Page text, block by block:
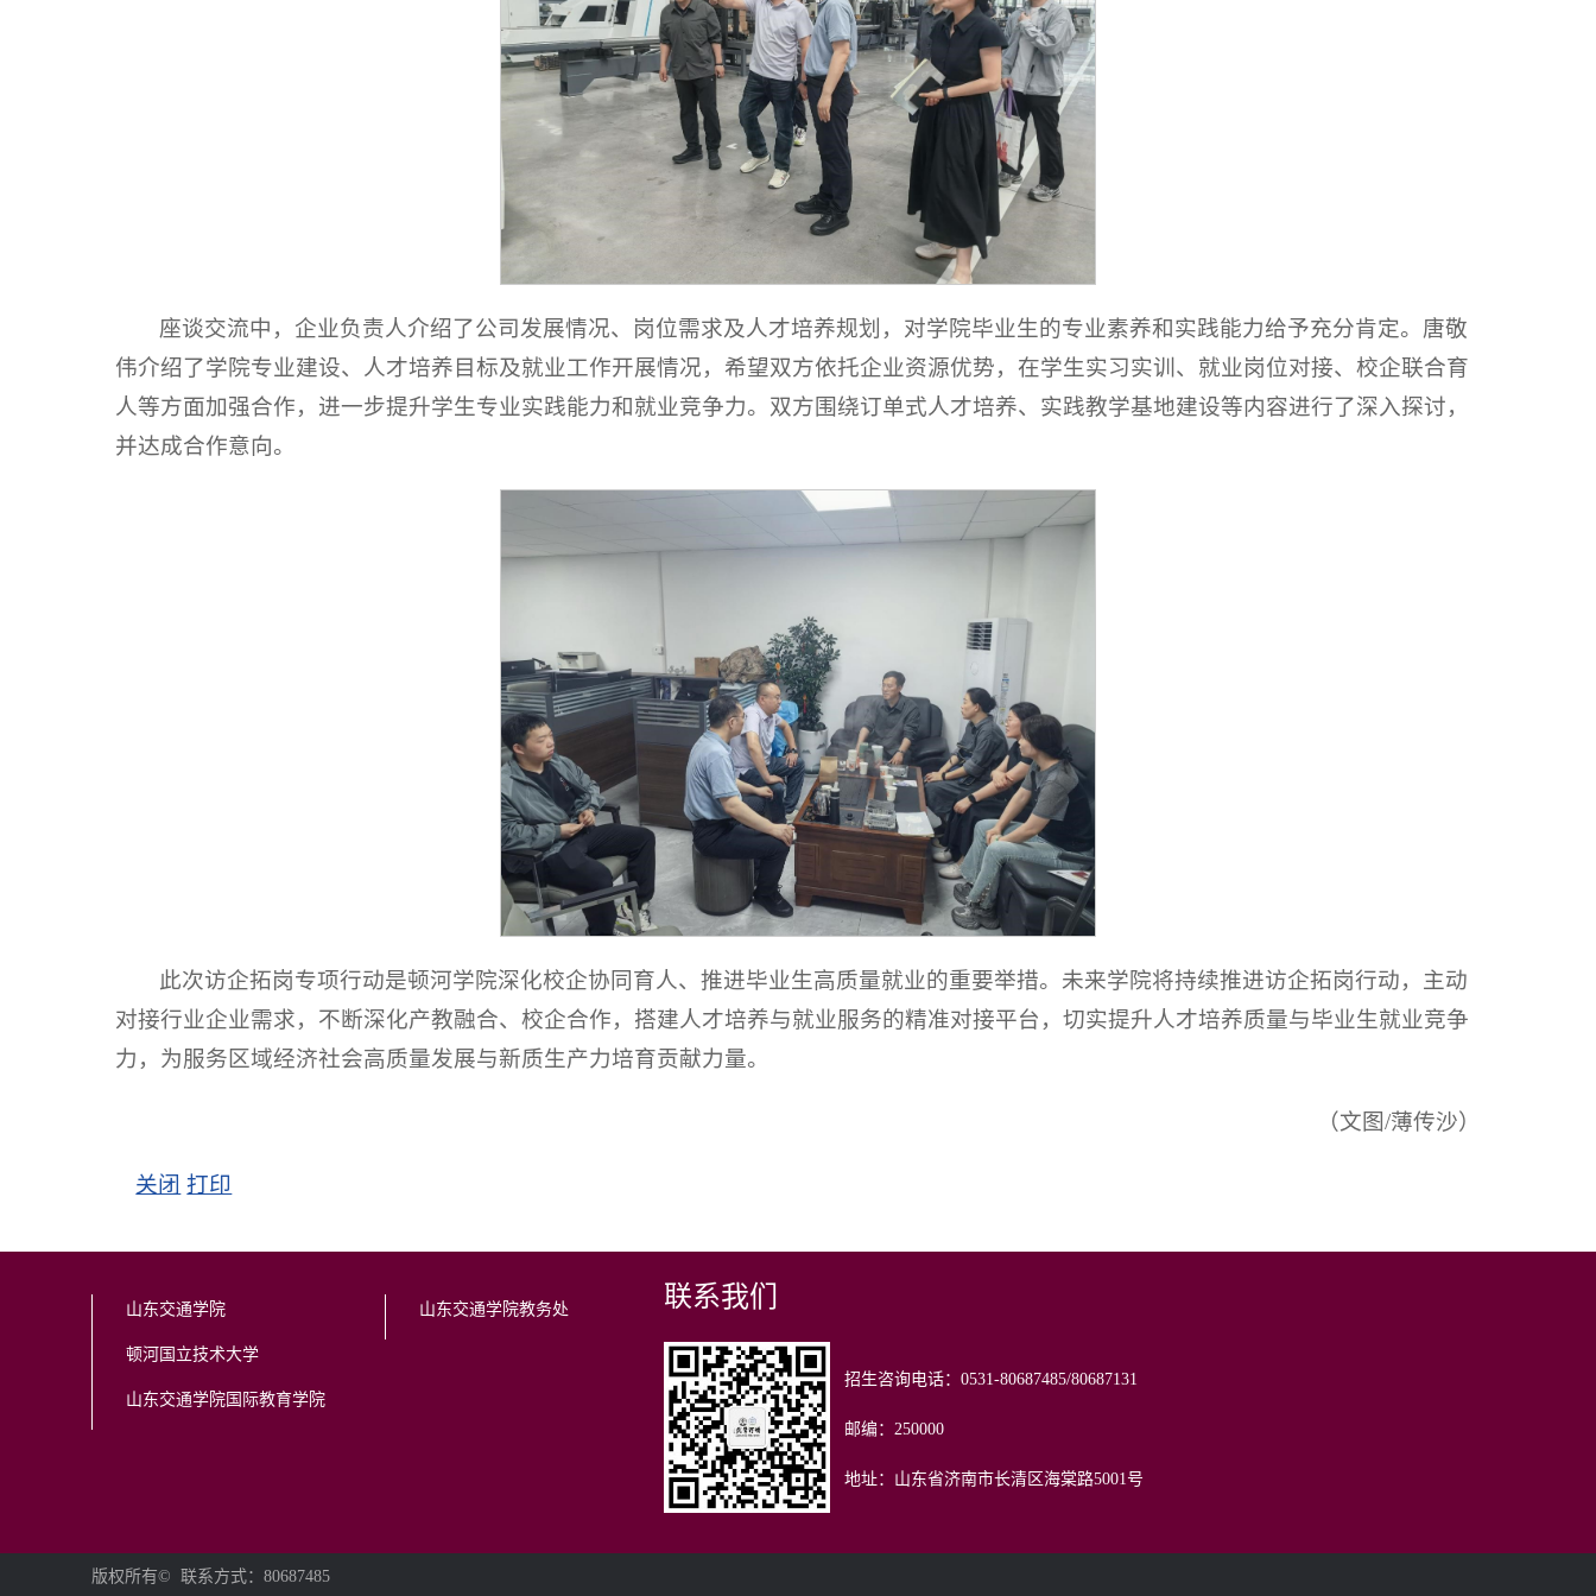
座谈交流中，企业负责人介绍了公司发展情况、岗位需求及人才培养规划，对学院毕业生的专业素养和实践能力给予充分肯定。唐敬
伟介绍了学院专业建设、人才培养目标及就业工作开展情况，希望双方依托企业资源优势，在学生实习实训、就业岗位对接、校企联合育
人等方面加强合作，进一步提升学生专业实践能力和就业竞争力。双方围绕订单式人才培养、实践教学基地建设等内容进行了深入探讨，
并达成合作意向。
此次访企拓岗专项行动是顿河学院深化校企协同育人、推进毕业生高质量就业的重要举措。未来学院将持续推进访企拓岗行动，主动
对接行业企业需求，不断深化产教融合、校企合作，搭建人才培养与就业服务的精准对接平台，切实提升人才培养质量与毕业生就业竞争
力，为服务区域经济社会高质量发展与新质生产力培育贡献力量。
（文图/薄传沙）
关闭 打印
山东交通学院
顿河国立技术大学
山东交通学院国际教育学院
山东交通学院教务处 联系我们
招生咨询电话：0531-80687485/80687131
邮编：250000
地址：山东省济南市长清区海棠路5001号
版权所有© 联系方式：80687485